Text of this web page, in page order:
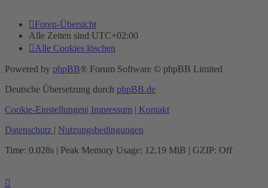
Foren-Übersicht
Alle Zeiten sind UTC+02:00
Alle Cookies löschen
Powered by phpBB® Forum Software © phpBB Limited
Deutsche Übersetzung durch phpBB.de
Cookie-Einstellungen| Impressum | Kontakt
Datenschutz | Nutzungsbedingungen
Time: 0.028s | Peak Memory Usage: 12.19 MiB | GZIP: Off